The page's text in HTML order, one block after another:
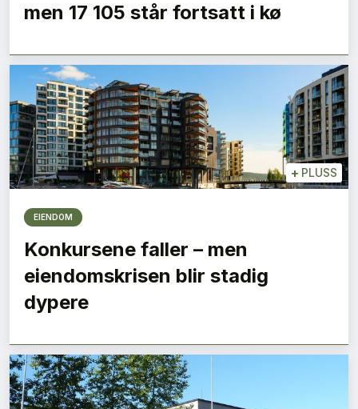
men 17 105 står fortsatt i kø
+ PLUSS
EIENDOM
Konkursene faller – men
eiendomskrisen blir stadig
dypere